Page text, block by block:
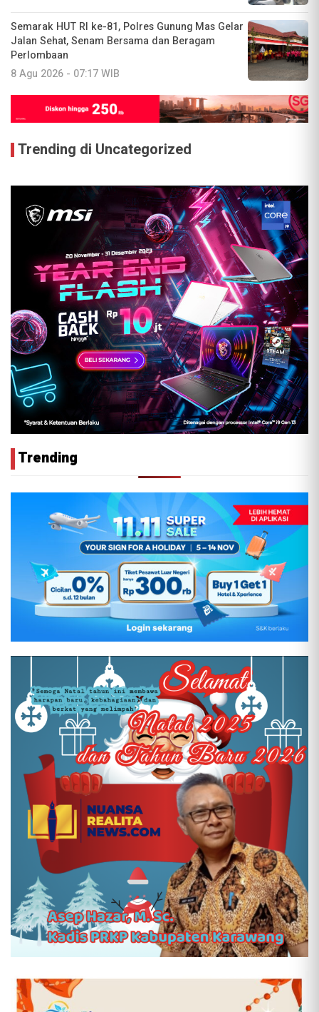
Semarak HUT RI ke-81, Polres Gunung Mas Gelar
Jalan Sehat, Senam Bersama dan Beragam
Perlombaan
8 Agu 2026 - 07:17 WIB
Trending di Uncategorized
Trending